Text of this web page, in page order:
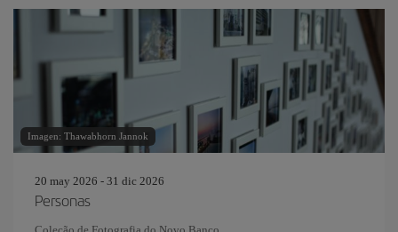
Imagen: Thawabhorn Jannok
20 may 2026 - 31 dic 2026
Personas